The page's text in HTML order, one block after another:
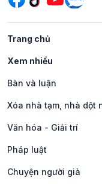
Trang chủ
Xem nhiều
Bàn và luận
Xóa nhà tạm, nhà dột
Văn hóa - Giải trí
Pháp luật
Chuyện người già